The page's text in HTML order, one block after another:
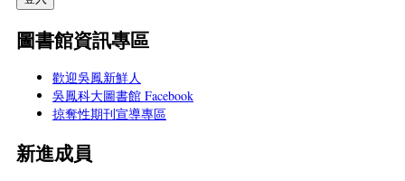
圖書館資訊專區
歡迎吳鳳新鮮人
吳鳳科大圖書館 Facebook
掠奪性期刊宣導專區
新進成員